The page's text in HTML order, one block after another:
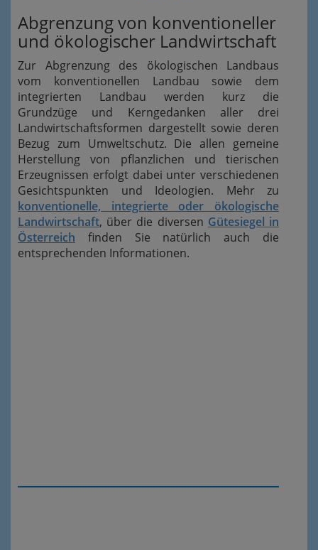
Abgrenzung von konventioneller
und ökologischer Landwirtschaft
Zur Abgrenzung des ökologischen Landbaus
vom konventionellen Landbau sowie dem
integrierten Landbau werden kurz die
Grundzüge und Kerngedanken aller drei
Landwirtschaftsformen dargestellt sowie deren
Bezug zum Umweltschutz. Die allen gemeine
Herstellung von pflanzlichen und tierischen
Erzeugnissen erfolgt dabei unter verschiedenen
Gesichtspunkten und Ideologien. Mehr zu
konventionelle, integrierte oder ökologische
Landwirtschaft, über die diversen Gütesiegel in
Österreich finden Sie natürlich auch die
entsprechenden Informationen.